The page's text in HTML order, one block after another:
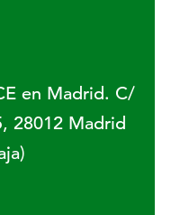
en Madrid. C/
28012 Madrid